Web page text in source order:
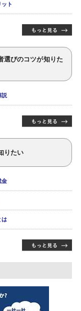
ト
選びのコツが知りた
説
りたい
金
は